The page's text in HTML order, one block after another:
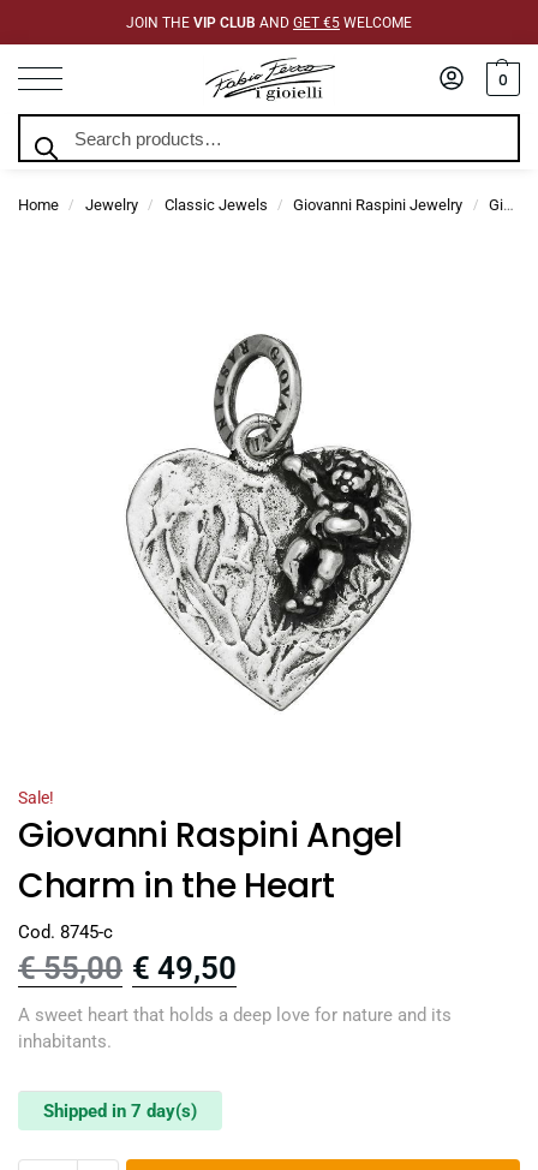
JOIN THE VIP CLUB AND GET €5 WELCOME
0
Home / Jewelry / Classic Jewels / Giovanni Raspini Jewelry / Giovanni Raspini Charms
Sale!
Giovanni Raspini Angel
Charm in the Heart
Cod. 8745-c
€55,00 € 49,50
A sweet heart that holds a deep love for nature and its
inhabitants.
Shipped in 7 day(s)